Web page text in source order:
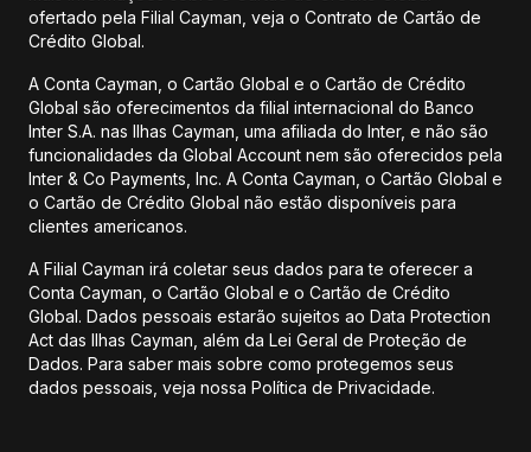
ofertado pela Filial Cayman, veja o Contrato de Cartão de
Crédito Global.
A Conta Cayman, o Cartão Global e o Cartão de Crédito
Global são oferecimentos da filial internacional do Banco
Inter S.A. nas Ilhas Cayman, uma afiliada do Inter, e não são
funcionalidades da Global Account nem são oferecidos pela
Inter & Co Payments, Inc. A Conta Cayman, o Cartão Global e
o Cartão de Crédito Global não estão disponíveis para
clientes americanos.
A Filial Cayman irá coletar seus dados para te oferecer a
Conta Cayman, o Cartão Global e o Cartão de Crédito
Global. Dados pessoais estarão sujeitos ao Data Protection
Act das Ilhas Cayman, além da Lei Geral de Proteção de
Dados. Para saber mais sobre como protegemos seus
dados pessoais, veja nossa Política de Privacidade.